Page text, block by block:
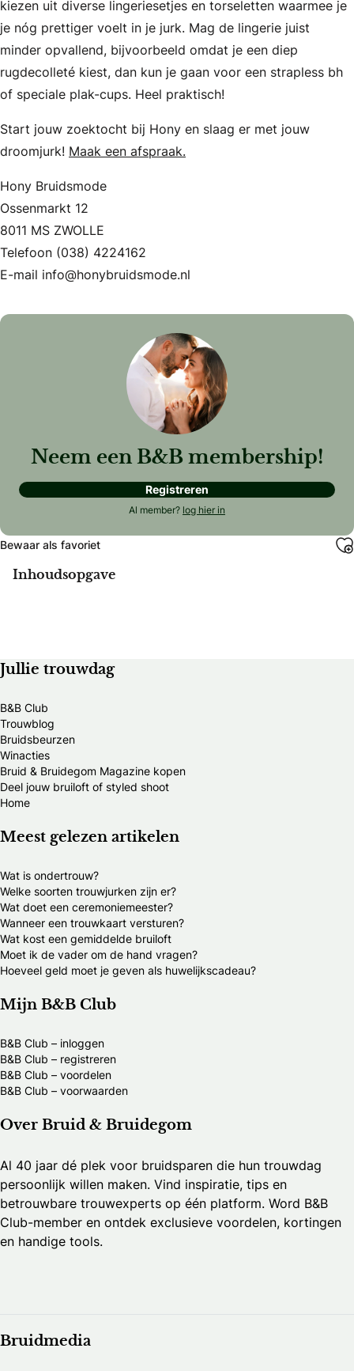
kiezen uit diverse lingeriesetjes en torseletten waarmee je
je nóg prettiger voelt in je jurk. Mag de lingerie juist
minder opvallend, bijvoorbeeld omdat je een diep
rugdecolleté kiest, dan kun je gaan voor een strapless bh
of speciale plak-cups. Heel praktisch!
Start jouw zoektocht bij Hony en slaag er met jouw
droomjurk! Maak een afspraak.
Hony Bruidsmode
Ossenmarkt 12
8011 MS ZWOLLE
Telefoon (038) 4224162
E-mail info@honybruidsmode.nl
Neem een B&B membership!
Registreren
Al member? log hier in
Bewaar als favoriet
Inhoudsopgave
Jullie trouwdag
B&B Club
Trouwblog
Bruidsbeurzen
Winacties
Bruid & Bruidegom Magazine kopen
Deel jouw bruiloft of styled shoot
Home
Meest gelezen artikelen
Wat is ondertrouw?
Welke soorten trouwjurken zijn er?
Wat doet een ceremoniemeester?
Wanneer een trouwkaart versturen?
Wat kost een gemiddelde bruiloft
Moet ik de vader om de hand vragen?
Hoeveel geld moet je geven als huwelijkscadeau?
Mijn B&B Club
B&B Club – inloggen
B&B Club – registreren
B&B Club – voordelen
B&B Club – voorwaarden
Over Bruid & Bruidegom
Al 40 jaar dé plek voor bruidsparen die hun trouwdag
persoonlijk willen maken. Vind inspiratie, tips en
betrouwbare trouwexperts op één platform. Word B&B
Club-member en ontdek exclusieve voordelen, kortingen
en handige tools.
Bruidmedia